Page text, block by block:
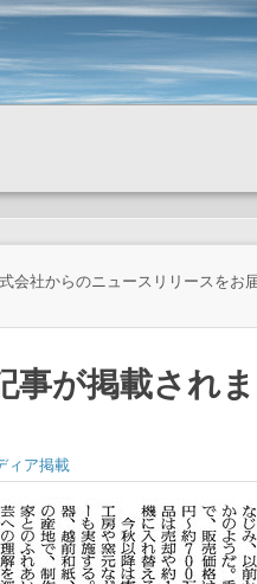
会社からのニュースリリースをお
事が掲載され
ィア掲載